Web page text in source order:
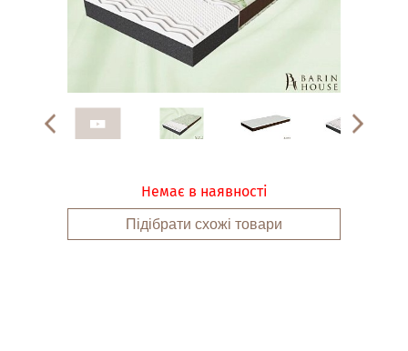
Немає в наявності
Підібрати схожі товари